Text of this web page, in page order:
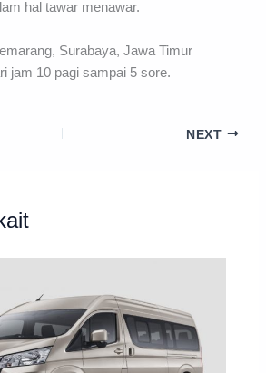
hal tawar menawar.
Surabaya, Jawa Timur
jam 10 pagi sampai 5 sore.
NEXT